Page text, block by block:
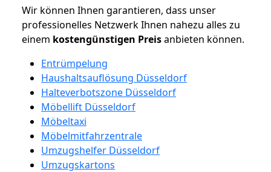
Wir können Ihnen garantieren, dass unser
professionelles Netzwerk Ihnen nahezu alles zu
einem kostengünstigen Preisanbieten können.
Entrümpelung
Haushaltsauflösung Düsseldorf
Halteverbotszone Düsseldorf
Möbellift Düsseldorf
Möbeltaxi
Möbelmitfahrzentrale
Umzugshelfer Düsseldorf
Umzugskartons